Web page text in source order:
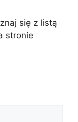
się z listą
stronie